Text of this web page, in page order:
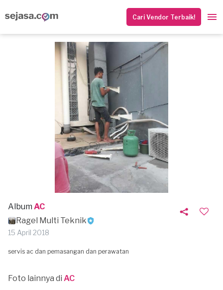
Cari Vendor Terbaik!
Album AC
Ragel Multi Teknik
15 April 2018
servis ac dan pemasangan dan perawatan
Foto lainnya di AC